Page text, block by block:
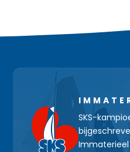
SKS-
Immaterieel